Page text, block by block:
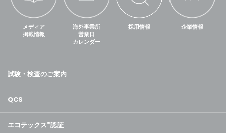
メディア
掲載情報
海外事業所
営業日
カレンダー
採用情報 企業情報
試験・検査のご案内
QCS
エコテックス®認証